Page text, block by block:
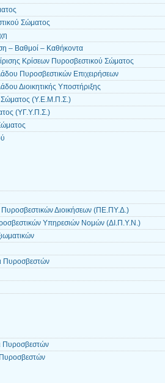
Σώματος
– Βαθμοί – Καθήκοντα
Κρίσεων Πυροσβεστικού Σώματος
Πυροσβεστικών Επιχειρήσεων
Διοικητικής Υποστήριξης
Σώματος (Υ.Ε.Μ.Π.Σ.)
(ΥΓ.Υ.Π.Σ.)
Πυροσβεστικών Διοικήσεων (ΠΕ.ΠΥ.Δ.)
Υπηρεσιών Νομών (ΔΙ.Π.Υ.Ν.)
Πυροσβεστών
Πυροσβεστών